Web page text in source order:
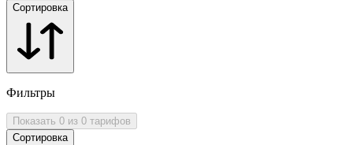
Сортировка
Фильтры
Показать 0 из 0 тарифов
Сортировка